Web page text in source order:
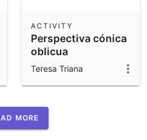
Perspectiva cónica
oblicua
ACTIVITY
Teresa Triana
MORE